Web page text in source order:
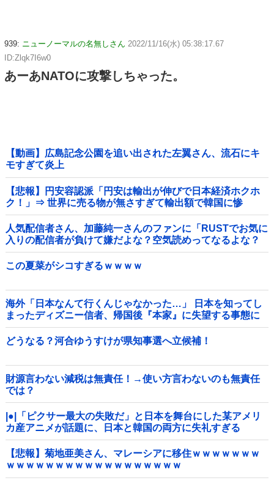
939: ニューノーマルの名無しさん 2022/11/16(水) 05:38:17.67
ID:Zlqk7I6w0
あーあNATOに攻撃しちゃった。
【動画】広島記念公園を追い出された左翼さん、流石にキ
モすぎて炎上
【悲報】円安容認派「円安は輸出が伸びで日本経済ホクホ
ク！」⇒ 世界に売る物が無さすぎて輸出額で韓国に惨
敗・・・
人気配信者さん、加藤純一さんのファンに「RUSTでお気に
入りの配信者が負けて嫌だよな？空気読めってなるよな？
その結果がVCR。お前らVCR向いてるよ」→大炎上他
この夏菜がシコすぎるｗｗｗｗ
海外「日本なんて行くんじゃなかった…」 日本を知ってし
まったディズニー信者、帰国後『本家』に失望する事態に
どうなる？河合ゆうすけが県知事選へ立候補！
財源言わない減税は無責任！→使い方言わないのも無責任
では？
|●|「ピクサー最大の失敗だ」と日本を舞台にした某アメリ
カ産アニメが話題に、日本と韓国の両方に失礼すぎる
わ……
【悲報】菊地亜美さん、マレーシアに移住ｗｗｗｗｗｗｗ
ｗｗｗｗｗｗｗｗｗｗｗｗｗｗｗｗｗｗ